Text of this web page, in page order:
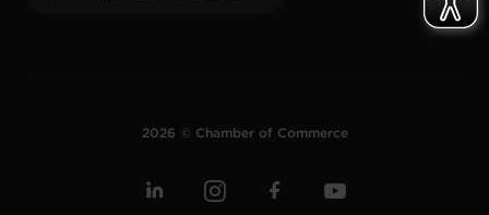
2026 © Chamber of Commerce